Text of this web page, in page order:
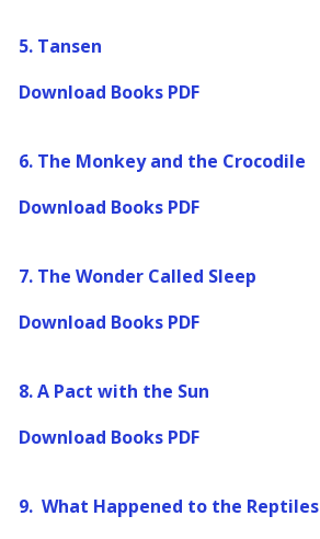
5. Tansen
Download Books PDF
6. The Monkey and the Crocodile
Download Books PDF
7. The Wonder Called Sleep
Download Books PDF
8. A Pact with the Sun
Download Books PDF
9. What Happened to the Reptiles